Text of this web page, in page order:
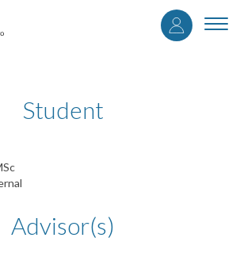
User
Student
Advisor(s)